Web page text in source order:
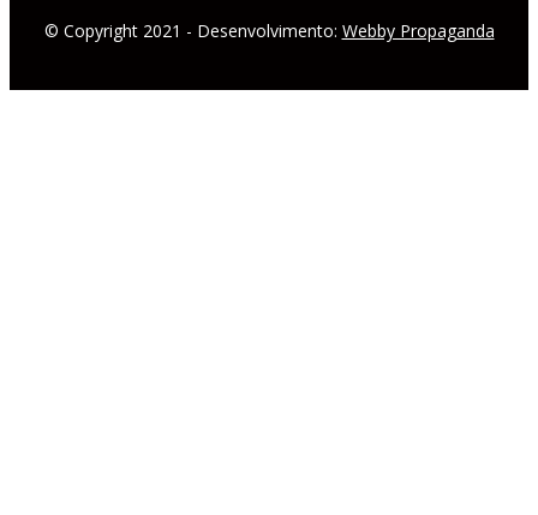
© Copyright 2021 - Desenvolvimento: Webby Propaganda